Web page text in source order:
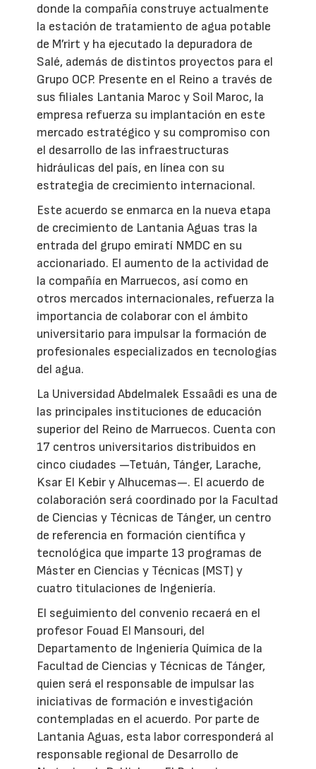
donde la compañía construye actualmente
la estación de tratamiento de agua potable
de M’rirt y ha ejecutado la depuradora de
Salé, además de distintos proyectos para el
Grupo OCP. Presente en el Reino a través de
sus filiales Lantania Maroc y Soil Maroc, la
empresa refuerza su implantación en este
mercado estratégico y su compromiso con
el desarrollo de las infraestructuras
hidráulicas del país, en línea con su
estrategia de crecimiento internacional.
Este acuerdo se enmarca en la nueva etapa
de crecimiento de Lantania Aguas tras la
entrada del grupo emiratí NMDC en su
accionariado. El aumento de la actividad de
la compañía en Marruecos, así como en
otros mercados internacionales, refuerza la
importancia de colaborar con el ámbito
universitario para impulsar la formación de
profesionales especializados en tecnologías
del agua.
La Universidad Abdelmalek Essaâdi es una de
las principales instituciones de educación
superior del Reino de Marruecos. Cuenta con
17 centros universitarios distribuidos en
cinco ciudades —Tetuán, Tánger, Larache,
Ksar El Kebir y Alhucemas—. El acuerdo de
colaboración será coordinado por la Facultad
de Ciencias y Técnicas de Tánger, un centro
de referencia en formación científica y
tecnológica que imparte 13 programas de
Máster en Ciencias y Técnicas (MST) y
cuatro titulaciones de Ingeniería.
El seguimiento del convenio recaerá en el
profesor Fouad El Mansouri, del
Departamento de Ingeniería Química de la
Facultad de Ciencias y Técnicas de Tánger,
quien será el responsable de impulsar las
iniciativas de formación e investigación
contempladas en el acuerdo. Por parte de
Lantania Aguas, esta labor corresponderá al
responsable regional de Desarrollo de